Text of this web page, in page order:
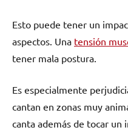
Esto puede tener un
aspectos. Una tensión
tener mala postura.
Es especialmente
cantan en zonas muy
canta además de tocar un